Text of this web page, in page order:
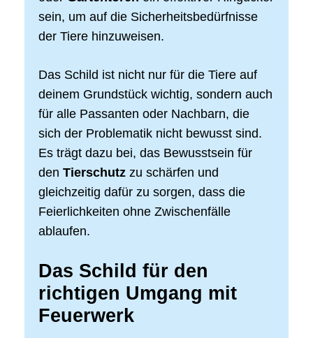
sein, um auf die Sicherheitsbedürfnisse
der Tiere hinzuweisen.
Das Schild ist nicht nur für die Tiere auf
deinem Grundstück wichtig, sondern auch
für alle Passanten oder Nachbarn, die
sich der Problematik nicht bewusst sind.
Es trägt dazu bei, das Bewusstsein für
den Tierschutz zu schärfen und
gleichzeitig dafür zu sorgen, dass die
Feierlichkeiten ohne Zwischenfälle
ablaufen.
Das Schild für den
richtigen Umgang mit
Feuerwerk